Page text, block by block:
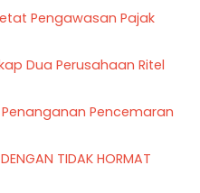
Pengawasan Pajak
Dua Perusahaan Ritel
Penanganan Pencemaran
DENGAN TIDAK HORMAT